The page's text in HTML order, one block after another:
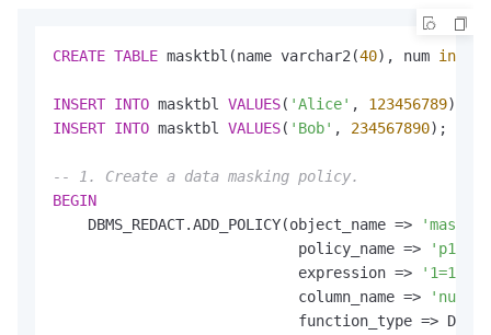
CREATE TABLE masktbl(name varchar2(40), num
INSERT INTO masktbl VALUES( 'Alice' , 123456789
INSERT INTO masktbl VALUES( 'Bob' , 234567890);
-- 1. Create a data masking policy.
BEGIN
    DBMS_REDACT.ADD_POLICY(object_name
=>
                            policy_name
=> 'p1'
                            expression
=> '1=1'
                            column_name
=> 'num'
                            function_type
=>